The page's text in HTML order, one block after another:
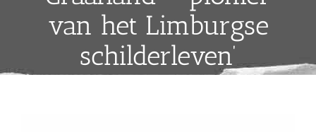
Agenda
Collectie
van het Limburgse
schilderleven’